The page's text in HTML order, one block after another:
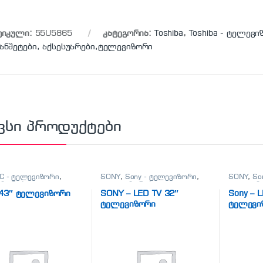
55U5865 კატეგორია: Toshiba, Toshiba -
აქსესუარები,ტელევიზორი
პროდუქტები
- ტელევიზორი,
პლანშეტები,
ტელევიზორი
SONY, Sony - ტელევიზორი,
ტელეფონები, პლანშეტები,
აქსესუარები,ტელევიზორი
SONY – LED TV 32″
ტელევიზორი
SONY,
Sony –